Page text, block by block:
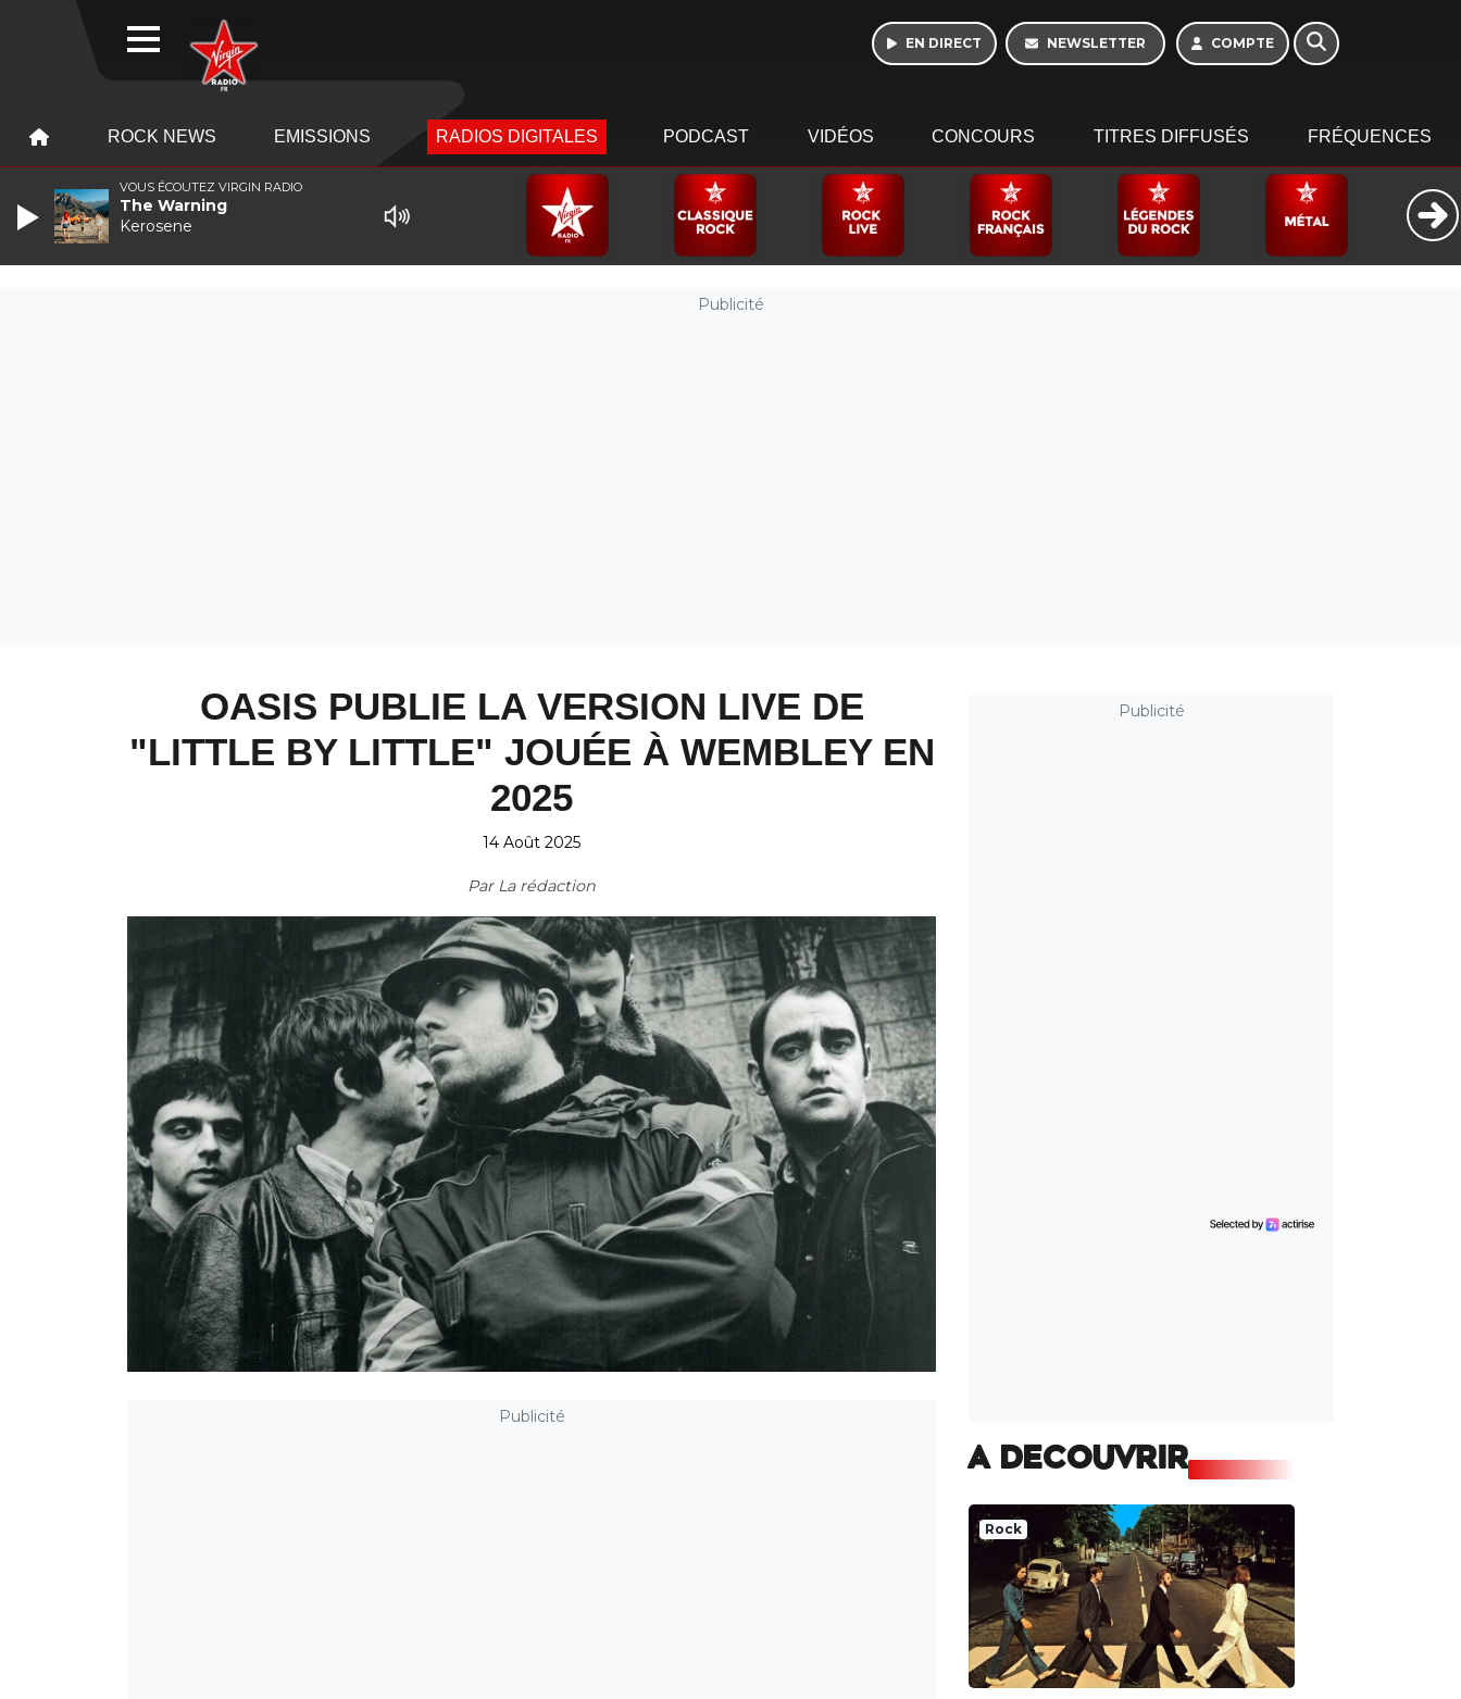
EN DIRECT NEWSLETTER COMPTE
ROCK NEWS EMISSIONS RADIOS DIGITALES PODCAST VIDÉOS CONCOURS TITRES DIFFUSÉS FRÉQUENCES
Publicité
OASIS PUBLIE LA VERSION LIVE DE
"LITTLE BY LITTLE" JOUÉE À WEMBLEY EN
2025
14 Août 2025
Par La rédaction
Publicité
Publicité
A DECOUVRIR
Rock
VOUS ÉCOUTEZ VIRGIN RADIO
The Warning
Kerosene
WEBRADIO